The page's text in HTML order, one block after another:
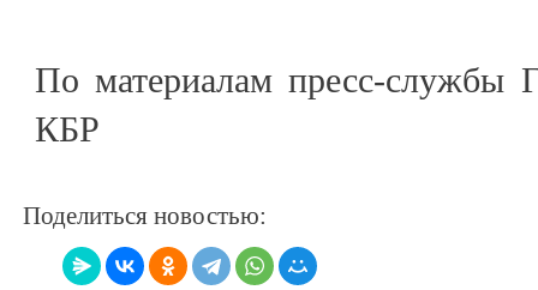
По материалам пресс-службы
КБР
Поделиться новостью: